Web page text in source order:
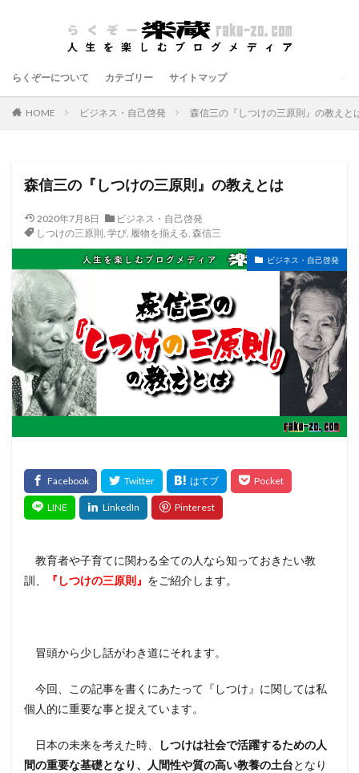
らくぞーについて カテゴリー サイトマップ
HOME ビジネス・自己啓発 森信三の『しつけの三原則』の教えと
森信三の『しつけの三原則』の教えとは
2020年7月8日
ビジネス・自己啓発
しつけの三原則, 学び, 履物を揃える, 森信三
ビジネス・自己啓発
教育者や子育てに関わる全ての人なら知っておきたい教
訓、
『しつけの三原則』 をご紹介します。
冒頭から少し話がわき道にそれます。
今回、この記事を書くにあたって『しつけ』に関しては私
個人的に重要な事と捉えています。
日本の未来を考えた時、
しつけは社会で活躍するための人
間の重要な基礎となり、人間性や質の高い教養の土台となり